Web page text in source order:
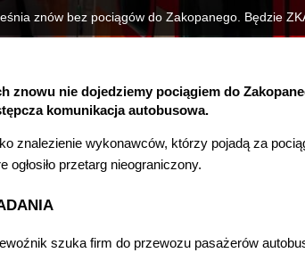
znów bez pociągów do Zakopanego. Będzie
znowu nie dojedziemy pociągiem do
komunikacja autobusowa.
znalezienie wykonawców, którzy pojadą za
ogłosiło przetarg nieograniczony.
szuka firm do przewozu pasażerów